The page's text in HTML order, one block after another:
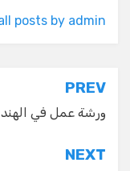
posts by admin
تصفّح
المقالات
PREV
ورشة عمل في الهند
NEXT